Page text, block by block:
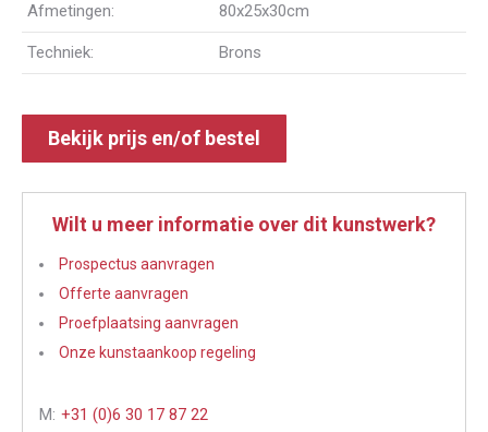
Afmetingen: 80x25x30cm
Techniek: Brons
Bekijk prijs en/of bestel
Wilt u meer informatie over dit kunstwerk?
Prospectus aanvragen
Offerte aanvragen
Proefplaatsing aanvragen
Onze kunstaankoop regeling
M: +31 (0)6 30 17 87 22